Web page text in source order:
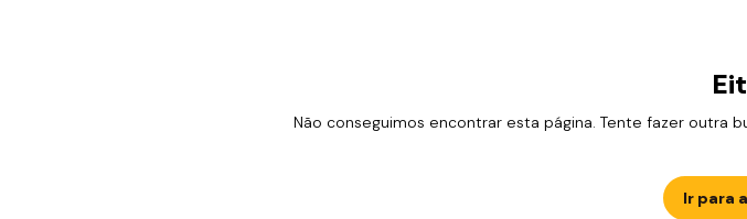
Não conseguimos encontrar esta página. Tente fazer outra
Ir para